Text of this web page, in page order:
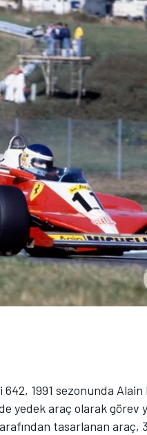
642, 1991 sezonunda
yedek araç olarak görev
tasarlanan araç,